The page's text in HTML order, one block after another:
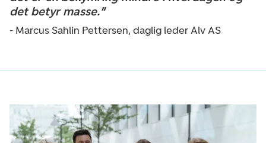
det betyr masse."
- Marcus Sahlin Pettersen, daglig leder Alv AS